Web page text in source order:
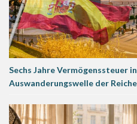
Sechs Jahre Vermögenssteuer
Auswanderungswelle der